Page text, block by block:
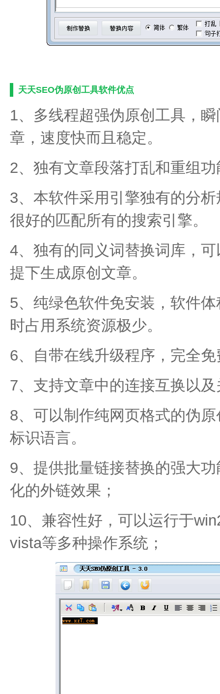
天天SEO伪原创工具软件优点
1、多线程超强伪原创工具，
章，速度快而且稳定。
2、独有文章段落打乱和重组
3、本软件采用引擎独有的分
很好的匹配所有的搜索引擎。
4、独有的同义词替换词库，
提下生成原创文章。
5、纯绿色软件免安装，软件
时占用系统资源极少。
6、自带在线升级程序，完全免
7、支持文章中的连接互换以
8、可以制作纯网页格式的伪
标识语言。
9、提供批量链接替换的强大
化的外链效果；
10、兼容性好，可以运行于
vista等多种操作系统；